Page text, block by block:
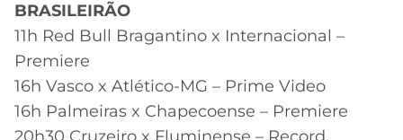
BRASILEIRÃO
11h Red Bull Bragantino x Internacional –
Premiere
16h Vasco x Atlético-MG – Prime Video
16h Palmeiras x Chapecoense – Premiere